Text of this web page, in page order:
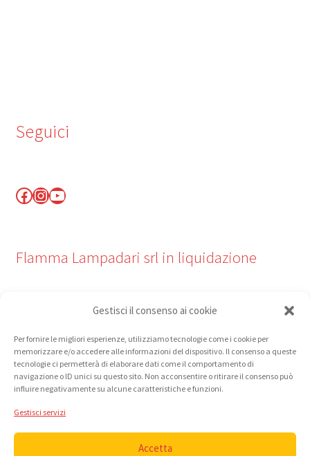
Gestisci il consenso ai cookie
Per fornire le migliori esperienze, utilizziamo tecnologie come i cookie per
memorizzare e/o accedere alle informazioni del dispositivo. Il consenso a queste
tecnologie ci permetterà di elaborare dati come il comportamento di
navigazione o ID unici su questo sito. Non acconsentire o ritirare il consenso può
influire negativamente su alcune caratteristiche e funzioni.
Gestisci servizi
Accetta
Seguici
Facebook
Instagram
YouTube
Flamma Lampadari srl in liquidazione
P. IVA 00060390051
Privacy policy
Cookie policy
Termini e condizioni di vendita